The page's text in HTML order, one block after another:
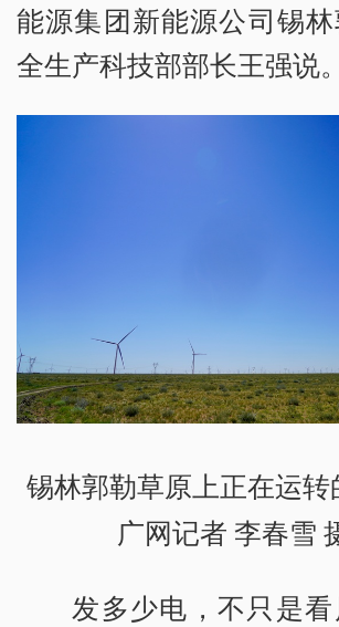
能源集团新能源公司锡
全生产科技部部长王强说。
锡林郭勒草原上正在运转
广网记者 李春雪
发多少电，不只是看